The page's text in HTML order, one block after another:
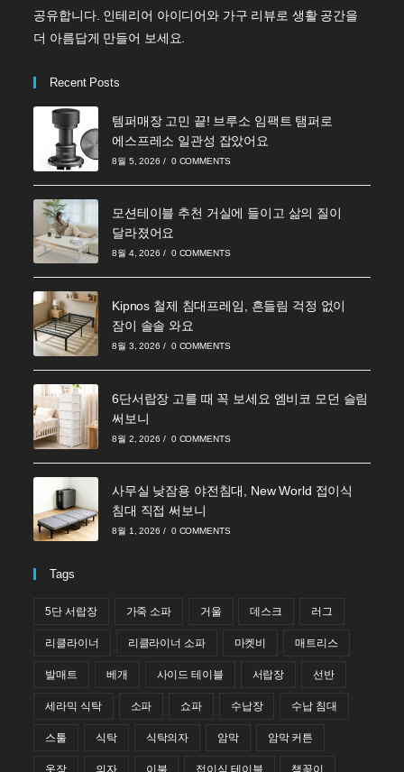
공유합니다. 인테리어 아이디어와 가구 리뷰로 생활 공간을
더 아름답게 만들어 보세요.
Recent Posts
템퍼매장 고민 끝! 브루소 임팩트 탬퍼로
에스프레소 일관성 잡았어요
8월 5, 2026 / 0 COMMENTS
모션테이블 추천 거실에 들이고 삶의 질이
달라졌어요
8월 4, 2026 / 0 COMMENTS
Kipnos 철제 침대프레임, 흔들림 걱정 없이
잠이 솔솔 와요
8월 3, 2026 / 0 COMMENTS
6단서랍장 고를 때 꼭 보세요 엠비코 모던 슬림
써보니
8월 2, 2026 / 0 COMMENTS
사무실 낮잠용 야전침대, New World 접이식
침대 직접 써보니
8월 1, 2026 / 0 COMMENTS
Tags
5단 서랍장 가죽 소파 거울 데스크 러그
리클라이너 리클라이너 소파 마켓비 매트리스
발매트 베개 사이드 테이블 서랍장 선반
세라믹 식탁 소파 쇼파 수납장 수납 침대
스툴 식탁 식탁의자 암막 암막 커튼
옷장 의자 이불 접이식 테이블 책꽂이